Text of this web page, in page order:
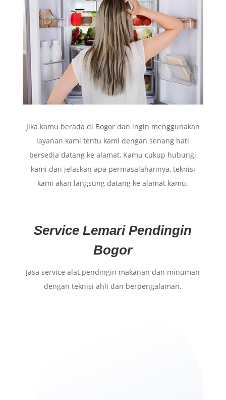
Jika kamu berada di Bogor dan ingin menggunakan
layanan kami tentu kami dengan senang hati
bersedia datang ke alamat, Kamu cukup hubungi
kami dan jelaskan apa permasalahannya, teknisi
kami akan langsung datang ke alamat kamu.
Service Lemari Pendingin
Bogor
Jasa service alat pendingin makanan dan minuman
dengan teknisi ahli dan berpengalaman.